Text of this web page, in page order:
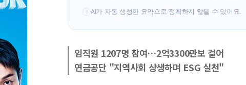
! AI가 자동 생성한 요약으로 정확하지 않을 수 있어요.
임직원 1207명 참여…2억3300만보 걸어
연금공단 "지역사회 상생하며 ESG 실천"